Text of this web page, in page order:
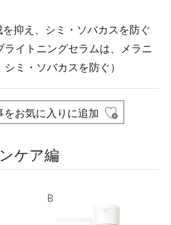
抑え、シミ・ソバカスを防ぐ
ライトニングセラムは、メラニ
ミ・ソバカスを防ぐ）
をお気に入りに追加
ケア編